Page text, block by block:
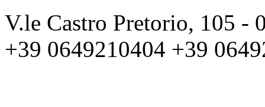
V.le Castro Pretorio, 105 -
+39 0649210404 +39